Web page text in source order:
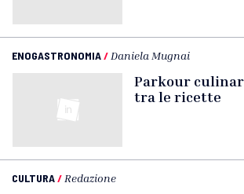
ENOGASTRONOMIA/ Daniela Mugnai
Parkour
tra le ricette
CULTURA/ Redazione